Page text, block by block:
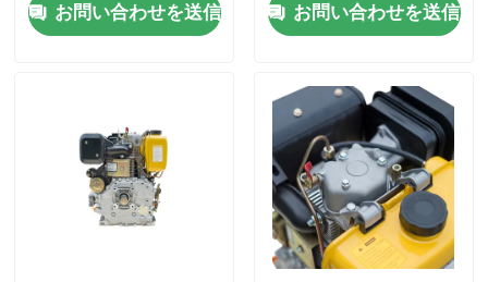
量発電機 エンジン
お問い合わせを送信
420×440×495mm
お問い合わせを送信